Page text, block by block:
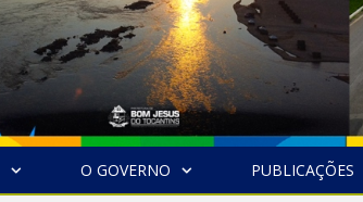
O GOVERNO PUBLICAÇÕES